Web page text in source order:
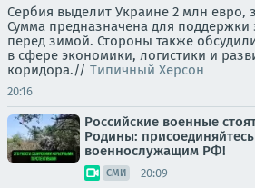
Сербия выделит Украине 2 млн евро,
Сумма предназначена для поддержки
перед зимой. Стороны также
в сфере экономики, логистики и
коридора.// Типичный Херсон
20:16
Российские военные
Родины:
военнослужащим РФ!
СМИ 20:09